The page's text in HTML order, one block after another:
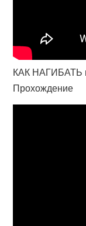
КАК НАГИБАТЬ
Прохождение